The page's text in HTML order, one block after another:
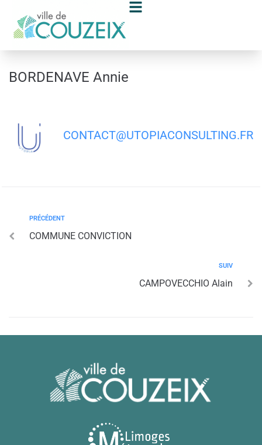
BORDENAVE Annie
CONTACT@UTOPIACONSULTING.FR
PRÉCÉDENT
COMMUNE CONVICTION
SUIV
CAMPOVECCHIO Alain